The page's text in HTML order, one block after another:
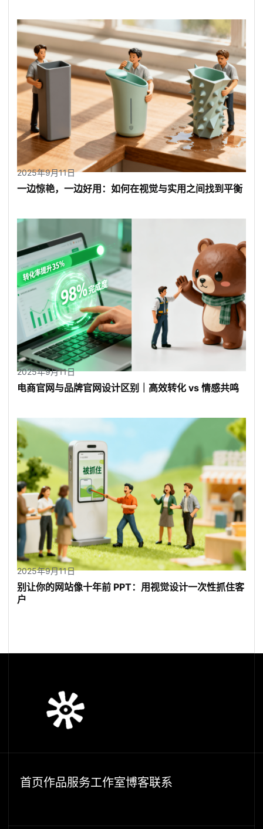
2025年9月11日
一边惊艳，一边好用：如何在视觉与实用之间找到平衡
2025年9月11日
电商官网与品牌官网设计区别｜高效转化 vs 情感共鸣
2025年9月11日
别让你的网站像十年前 PPT：用视觉设计一次性抓住客
户
首页
首页作品
作品服务
服务工作室
工作室博客
博客联系
联系